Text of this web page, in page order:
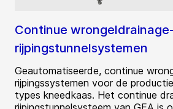
Continue
rijpingstunnelsystemen
Geautomatiseerde, continue
rijpingssystemen voor de
types kneedkaas. Het continue